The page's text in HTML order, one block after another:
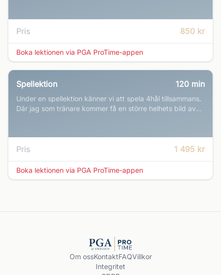
Pris 850 kr
Boka lektionen via PGA ProTime-appen
Spellektion 120 min
Under en spellektion känner vi att spela 4hål tillsammans.
Där jag som tränare kommer få en större helhets bild av
Pris 1 495 kr
Boka lektionen via PGA ProTime-appen
Om ossKontaktFAQVillkor
Integritet